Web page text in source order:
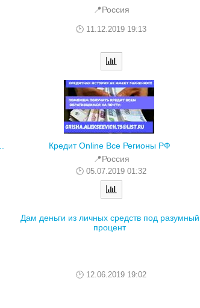
📍Россия
11.12.2019 19:13
Кредит Online Все Регионы РФ
📍Россия
05.07.2019 01:32
Дам деньги из личных средств под разумный
процент
12.06.2019 19:02